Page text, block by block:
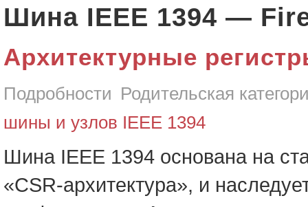
Шина IEEE 1394 —
Архитектурные
Подробности Родительская
шины и узлов IEEE 1394
Шина IEEE 1394 основана на
«CSR-архитектура», и